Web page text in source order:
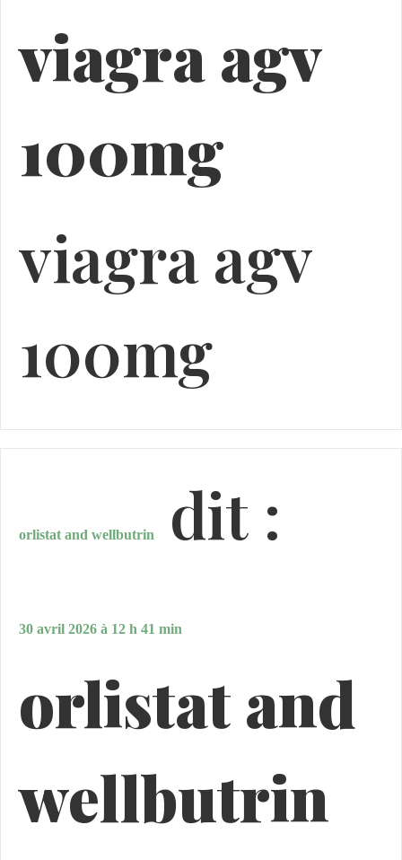
viagra agv
100mg
viagra agv
100mg
orlistat and wellbutrin dit :
30 avril 2026 à 12 h 41 min
orlistat and
wellbutrin